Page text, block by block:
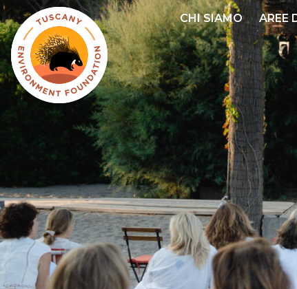
Salta
al
contenuto
principale
CHI SIAMO AREE